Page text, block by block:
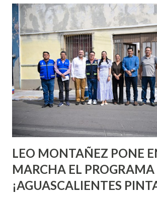
conoces ni la mitad de lo que deberías
quienes ya han tenido relaciones sexuales
o expertas en el tema. Siempre hay algo
aprender y nuevas experiencias que
chica y aún no has tenido relaciones
pienses que el sexo será increíble y no
experimentarlo, pero como cualquier
experiencia te dirá, siempre es mejor
son suficientemen...
LEO MONTAÑEZ PONE
MARCHA EL PROGRAMA
¡AGUASCALIENTES